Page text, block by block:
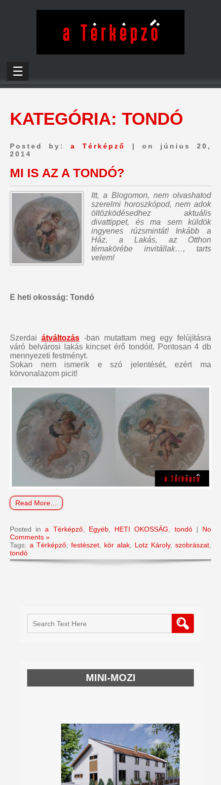
☰
KATEGÓRIA: TONDÓ
Posted by:a Térképző
| on június 20,
2014
MI IS AZ A TONDÓ?
Itt, a Blogomon, nem olvashatod
szerelmi horoszkópod, nem adok
öltözködésedhez aktuális
divattippet, és ma sem küldök
ingyenes rúzsmintát! Inkább a
Ház, a Lakás, az Otthon
témakörébe invitállak…, tarts
velem!
E heti okosság: Tondó
Szerdai átváltozás-ban mutattam meg egy felújításra
váró belvárosi lakás kincset érő tondóit. Pontosan 4 db
mennyezeti festményt.
Sokan nem ismerik e szó jelentését, ezért ma
körvonalazom picit!
Read More…
Posted ina Térképző, Egyéb, HETI OKOSSÁG tondó| No
Comments »
Tags: a Térképző festészet kör alak Lotz Károly, szobrászat
tondó
MINI-MOZI